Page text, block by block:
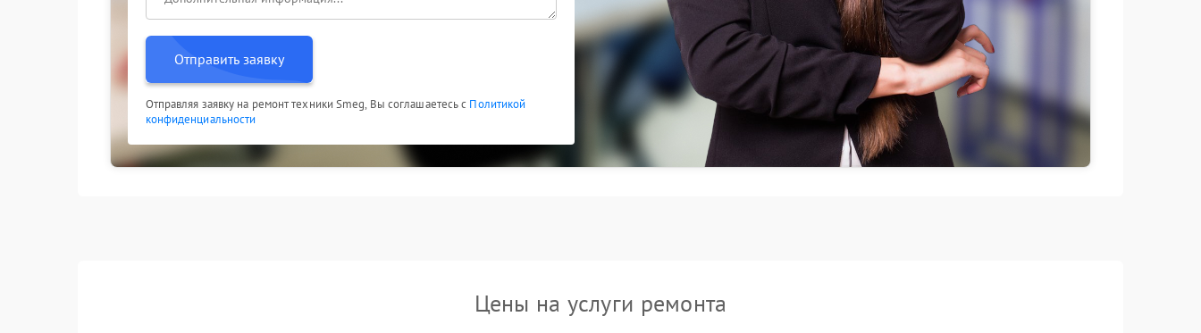
Отправить заявку
Отправляя заявку на ремонт техники Smeg, Вы соглашаетесь с Политикой
конфиденциальности
Цены на услуги ремонта